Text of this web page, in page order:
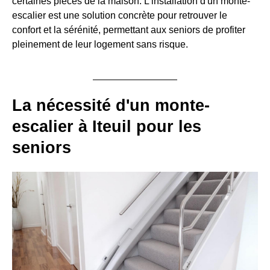
escalier est une solution concrète pour retrouver le
confort et la sérénité, permettant aux seniors de profiter
pleinement de leur logement sans risque.
La nécessité d'un monte-
escalier à Iteuil pour les
seniors